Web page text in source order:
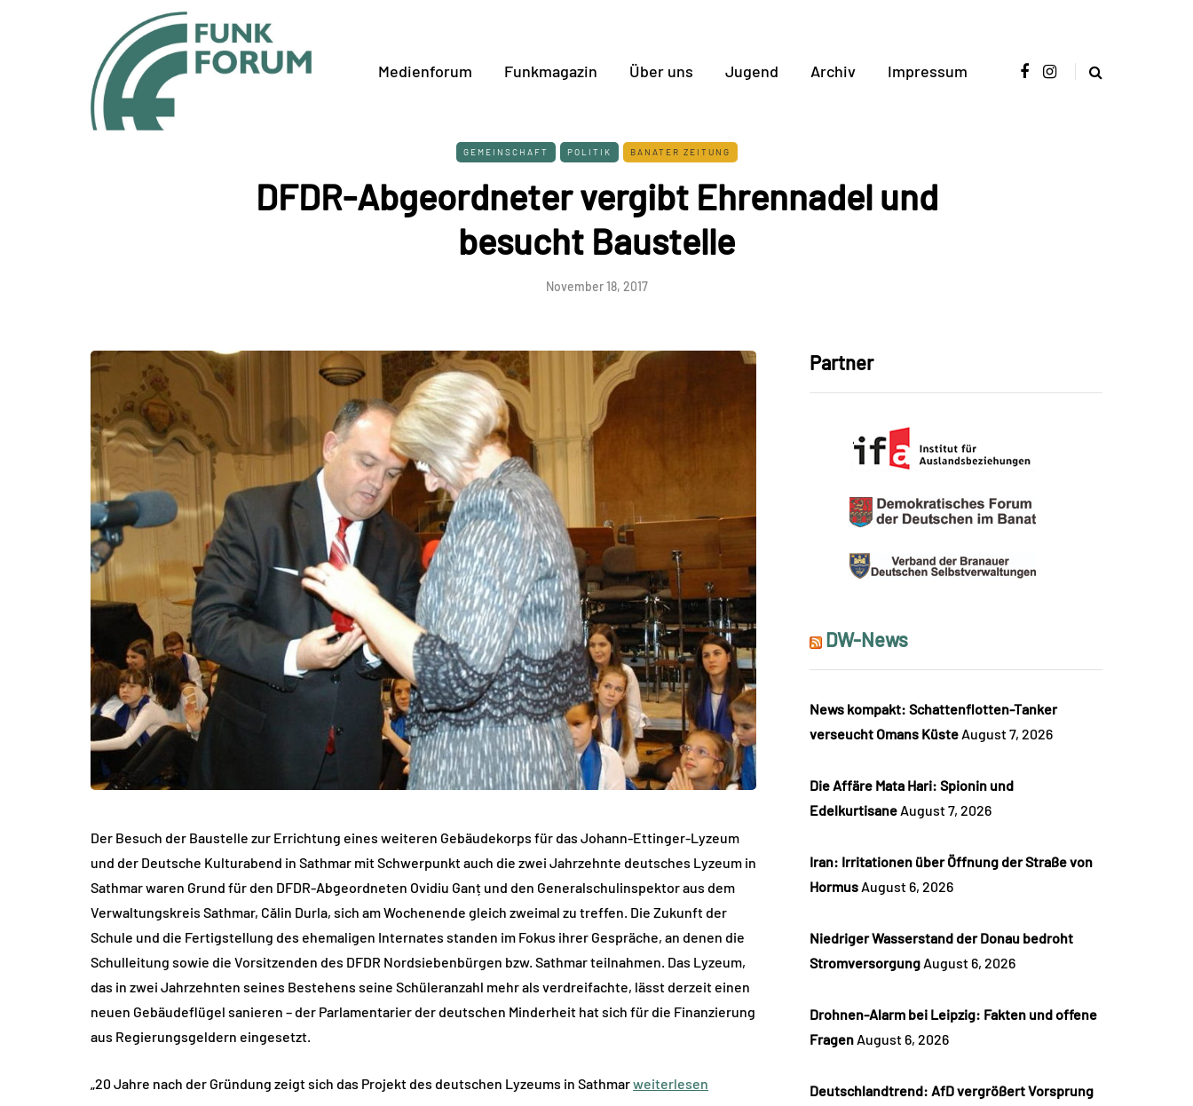
Medienforum Funkmagazin Über uns Jugend Archiv Impressum
GEMEINSCHAFT POLITIK BANATER ZEITUNG
DFDR-Abgeordneter vergibt Ehrennadel und
besucht Baustelle
November 18, 2017
Der Besuch der Baustelle zur Errichtung eines weiteren Gebäudekorps für das Johann-Ettinger-Lyzeum
und der Deutsche Kulturabend in Sathmar mit Schwerpunkt auch die zwei Jahrzehnte deutsches Lyzeum in
Sathmar waren Grund für den DFDR-Abgeordneten Ovidiu Ganț und den Generalschulinspektor aus dem
Verwaltungskreis Sathmar, Călin Durla, sich am Wochenende gleich zweimal zu treffen. Die Zukunft der
Schule und die Fertigstellung des ehemaligen Internates standen im Fokus ihrer Gespräche, an denen die
Schulleitung sowie die Vorsitzenden des DFDR Nordsiebenbürgen bzw. Sathmar teilnahmen. Das Lyzeum,
das in zwei Jahrzehnten seines Bestehens seine Schüleranzahl mehr als verdreifachte, lässt derzeit einen
neuen Gebäudeflügel sanieren – der Parlamentarier der deutschen Minderheit hat sich für die Finanzierung
aus Regierungsgeldern eingesetzt.
„20 Jahre nach der Gründung zeigt sich das Projekt des deutschen Lyzeums in Sathmarweiterlesen
Partner
DW-News
News kompakt: Schattenflotten-Tanker
verseucht Omans Küste August 7, 2026
Die Affäre Mata Hari: Spionin und
Edelkurtisane August 7, 2026
Iran: Irritationen über Öffnung der Straße von
Hormus August 6, 2026
Niedriger Wasserstand der Donau bedroht
Stromversorgung August 6, 2026
Drohnen-Alarm bei Leipzig: Fakten und offene
Fragen August 6, 2026
Deutschlandtrend: AfD vergrößert Vorsprung